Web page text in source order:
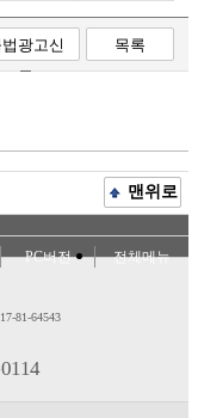
법광고신
고
목록
맨위로
PC버전 전체메뉴
81-64543